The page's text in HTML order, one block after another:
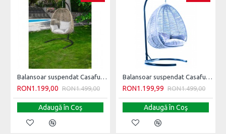
Balansoar suspendat Casafun, 112x100x120/220 cm, otel/macrome sinteti, Crem Cappucino, Negru
RON1.199,00 RON1.499,00
Adaugă în Coş
Balansoar suspendat Casafun, 112x100x120/220 cm, otel/macrome sinteti, Gri Albastru, Negru
RON1.199,99 RON1.499,00
Adaugă în Coş